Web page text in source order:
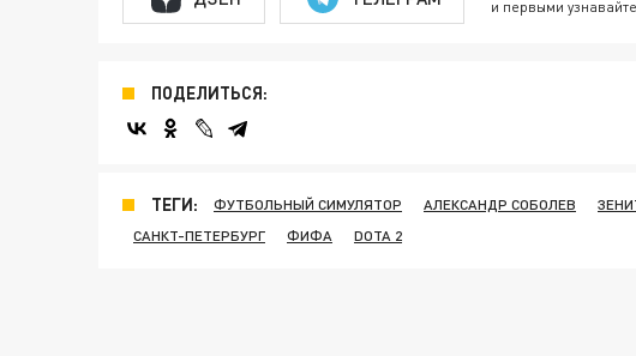
и первыми
ПОДЕЛИТЬСЯ:
ТЕГИ: ФУТБОЛЬНЫЙ СИМУЛЯТОР АЛЕКСАНДР СОБОЛЕВ
САНКТ-ПЕТЕРБУРГ
ФИФА DOTA 2